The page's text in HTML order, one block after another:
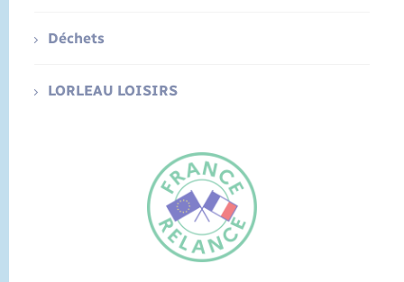
Déchets
LORLEAU LOISIRS